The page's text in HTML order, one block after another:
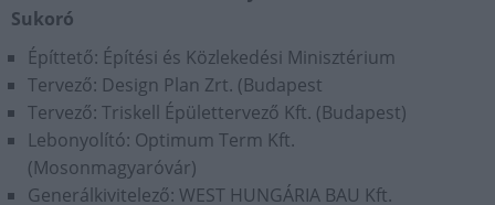
Sukoró
Építtető: Építési és Közlekedési Minisztérium
Tervező: Design Plan Zrt. (Budapest
Tervező: Triskell Épülettervező Kft. (Budapest)
Lebonyolító: Optimum Term Kft.
(Mosonmagyaróvár)
Generálkivitelező: WEST HUNGÁRIA BAU Kft.